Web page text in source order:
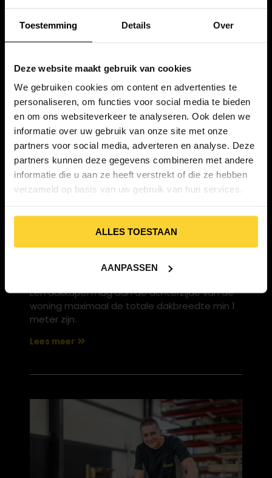
Toestemming Details Over
Deze website maakt gebruik van cookies
We gebruiken cookies om content en advertenties te
personaliseren, om functies voor social media te bieden
en om ons websiteverkeer te analyseren. Ook delen we
informatie over uw gebruik van onze site met onze
partners voor social media, adverteren en analyse. Deze
partners kunnen deze gegevens combineren met andere
informatie die u aan ze heeft verstrekt of die ze hebben
verzameld op basis van uw gebruik van hun services.
ALLES TOESTAAN
AANPASSEN
april 3, 2026 Dakkapel
Hoe breed mag een dakkapel zijn?
Een dakkapel mag aan de achterzijde van de
woning maximaal de totale dakbreedte min 1
meter zijn.
Lees meer